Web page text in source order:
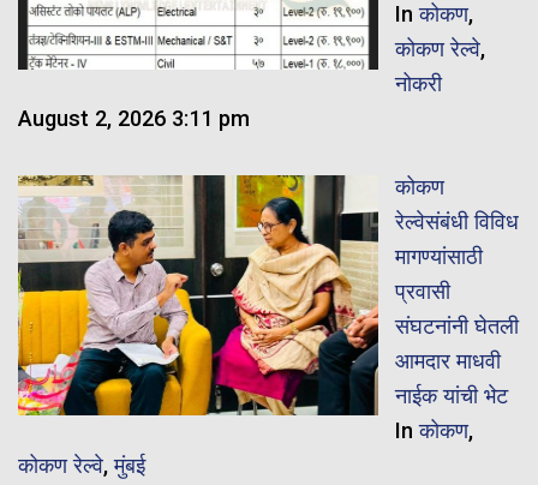
Inकोकण,
कोकण रेल्वे,
नोकरी
August 2, 2026 3:11 pm
कोकण
रेल्वेसंबंधी विविध
मागण्यांसाठी
प्रवासी
संघटनांनी घेतली
आमदार माधवी
नाईक यांची भेट
Inकोकण,
कोकण रेल्वे,मुंबई